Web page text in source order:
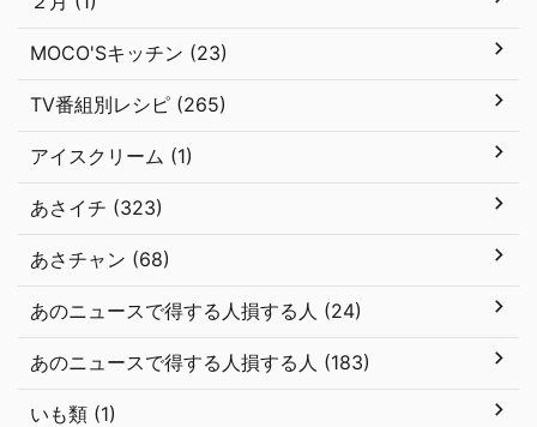
MOCO'Sキッチン (23)
TV番組別レシピ (265)
アイスクリーム (1)
あさイチ (323)
あさチャン (68)
あのニュースで得する人損する人 (24)
あのニュースで得する人損する人 (183)
いも類 (1)